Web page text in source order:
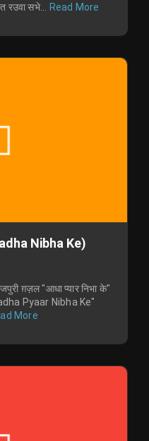
रउवा सभे...
Read More
Nibha Ke)
ग़ज़ल "आधा प्यार निभा के"
Pyaar Nibha Ke"
More